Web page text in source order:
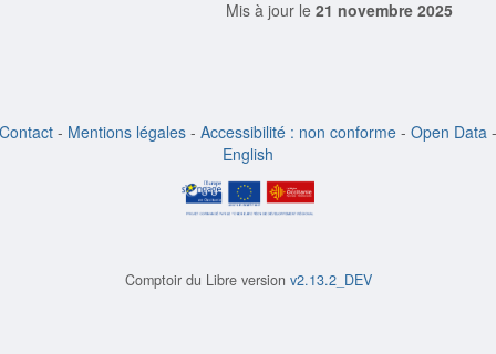
Mis à jour le 21 novembre 2025
Contact - Mentions légales - Accessibilité : non conforme - Open Data -
English
Comptoir du Libre version v2.13.2_DEV